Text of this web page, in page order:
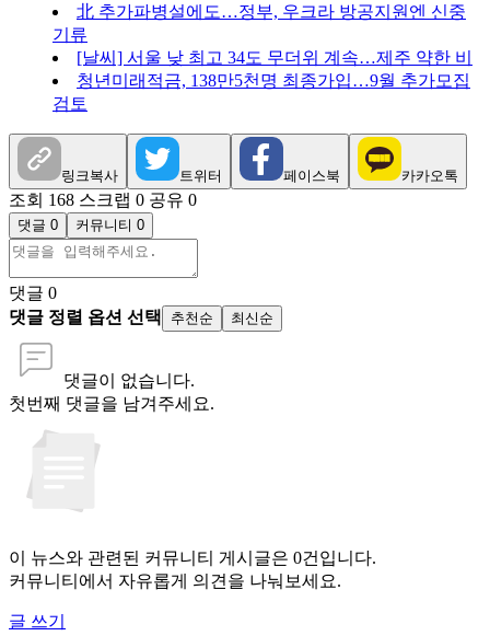
北 추가파병설에도…정부, 우크라 방공지원엔 신중
기류
[날씨] 서울 낮 최고 34도 무더위 계속…제주 약한 비
청년미래적금, 138만5천명 최종가입…9월 추가모집
검토
링크복사 트위터 페이스북 카카오톡
조회 168 스크랩 0 공유 0
댓글 0 커뮤니티 0
댓글 0
댓글 정렬 옵션 선택
추천순 최신순
댓글이 없습니다.
첫번째 댓글을 남겨주세요.
이 뉴스와 관련된 커뮤니티 게시글은 0건입니다.
커뮤니티에서 자유롭게 의견을 나눠보세요.
글 쓰기